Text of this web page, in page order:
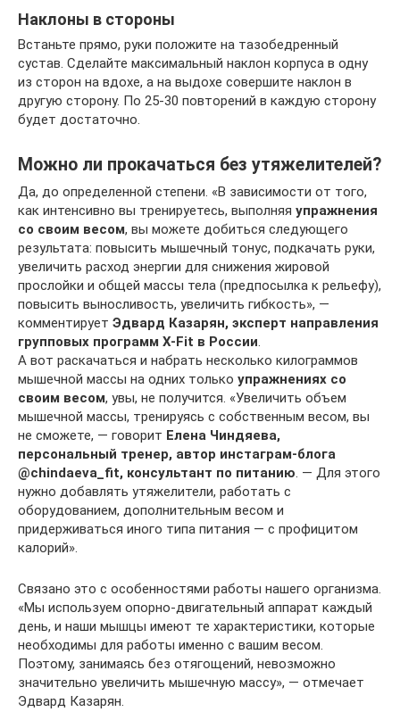
Наклоны в стороны
Встаньте прямо, руки положите на тазобедренный
сустав. Сделайте максимальный наклон корпуса в одну
из сторон на вдохе, а на выдохе совершите наклон в
другую сторону. По 25-30 повторений в каждую сторону
будет достаточно.
Можно ли прокачаться без утяжелителей?
Да, до определенной степени. «В зависимости от того,
как интенсивно вы тренируетесь, выполняя упражнения
со своим весом, вы можете добиться следующего
результата: повысить мышечный тонус, подкачать руки,
увеличить расход энергии для снижения жировой
прослойки и общей массы тела (предпосылка к рельефу),
повысить выносливость, увеличить гибкость», —
комментирует Эдвард Казарян, эксперт направления
групповых программ X-Fit в России
А вот раскачаться и набрать несколько килограммов
мышечной массы на одних только упражнениях со
своим весом, увы, не получится. «Увеличить объем
мышечной массы, тренируясь с собственным весом, вы
не сможете, — говорит Елена Чиндяева,
персональный тренер, автор инстаграм-блога
@chindaeva fit, консультант по питанию . — Для этого
нужно добавлять утяжелители, работать с
оборудованием, дополнительным весом и
придерживаться иного типа питания — с профицитом
калорий».
Связано это с особенностями работы нашего организма.
«Мы используем опорно-двигательный аппарат каждый
день, и наши мышцы имеют те характеристики, которые
необходимы для работы именно с вашим весом.
Поэтому, занимаясь без отягощений, невозможно
значительно увеличить мышечную массу», — отмечает
Эдвард Казарян.